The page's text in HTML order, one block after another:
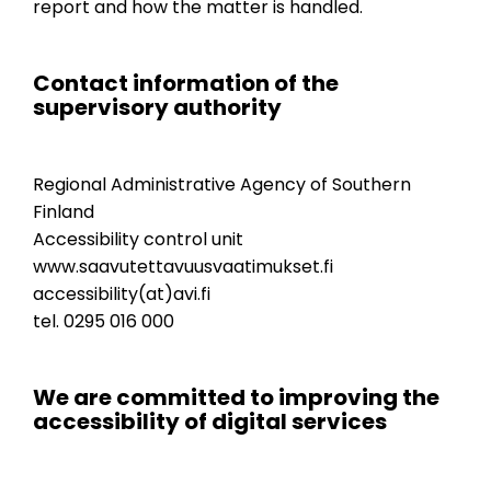
report and how the matter is handled.
Contact information of the
supervisory authority
Regional Administrative Agency of Southern
Finland
Accessibility control unit
www.saavutettavuusvaatimukset.fi
accessibility(at)avi.fi
tel. 0295 016 000
We are committed to improving the
accessibility of digital services